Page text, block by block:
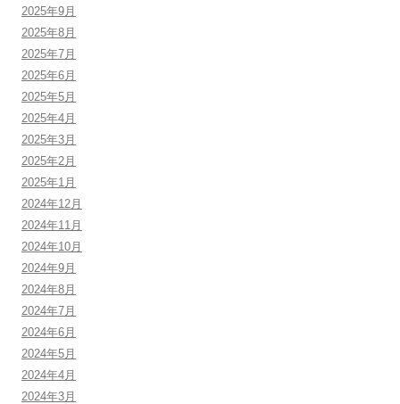
2025年9月
2025年8月
2025年7月
2025年6月
2025年5月
2025年4月
2025年3月
2025年2月
2025年1月
2024年12月
2024年11月
2024年10月
2024年9月
2024年8月
2024年7月
2024年6月
2024年5月
2024年4月
2024年3月